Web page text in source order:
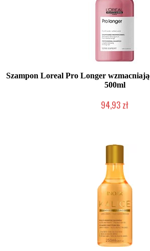
Szampon Loreal Pro Longer
500ml
94,93 zł